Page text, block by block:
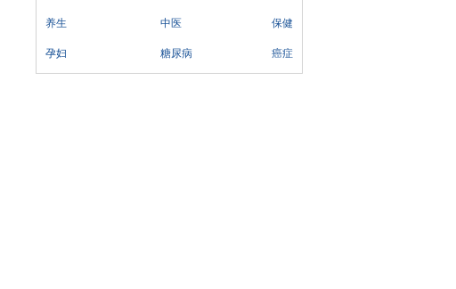
养生 中医 保健
孕妇 糖尿病 癌症